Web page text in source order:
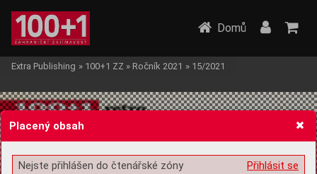
Domů
Extra Publishing » 100+1 ZZ » Ročník 2021 » 15/2021
Placený obsah
Přihlásit se
Nejste přihlášen do čtenářské zóny